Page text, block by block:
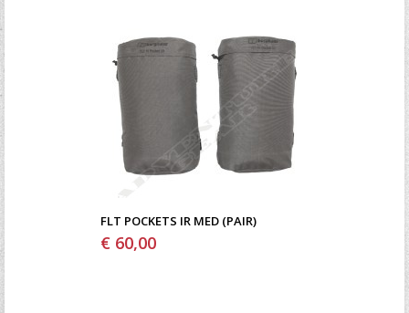
FLT POCKETS IR MED (PAIR)
€ 60,00